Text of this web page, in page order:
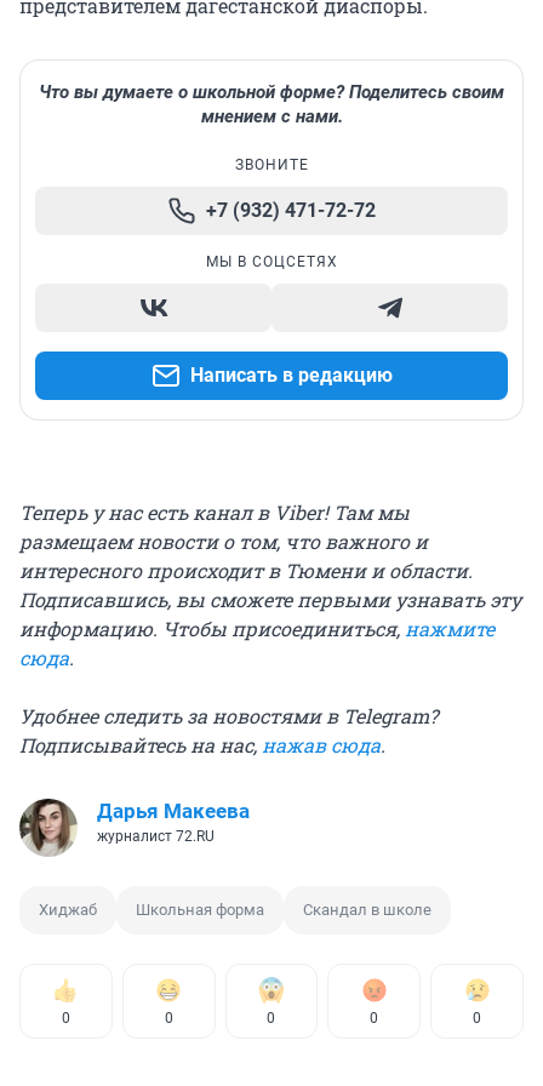
представителем дагестанской диаспоры.
Что вы думаете о школьной форме? Поделитесь своим
мнением с нами.
ЗВОНИТЕ
+7 (932) 471-72-72
МЫ В СОЦСЕТЯХ
Написать в редакцию
Теперь у нас есть канал в Viber! Там мы
размещаем новости о том, что важного и
интересного происходит в Тюмени и области.
Подписавшись, вы сможете первыми узнавать эту
информацию. Чтобы присоединиться,нажмите
сюда.
Удобнее следить за новостями в Telegram?
Подписывайтесь на нас,нажав сюда.
Дарья Макеева
журналист 72.RU
Хиджаб Школьная форма Скандал в школе
0 0 0 0 0